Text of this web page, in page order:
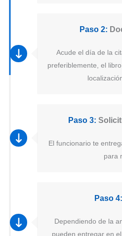
Paso 2:
Acude el día de la
preferiblemente, el
Paso 3:
El funcionario te
para
Paso 4:
Dependiendo de la
pueden entregar en